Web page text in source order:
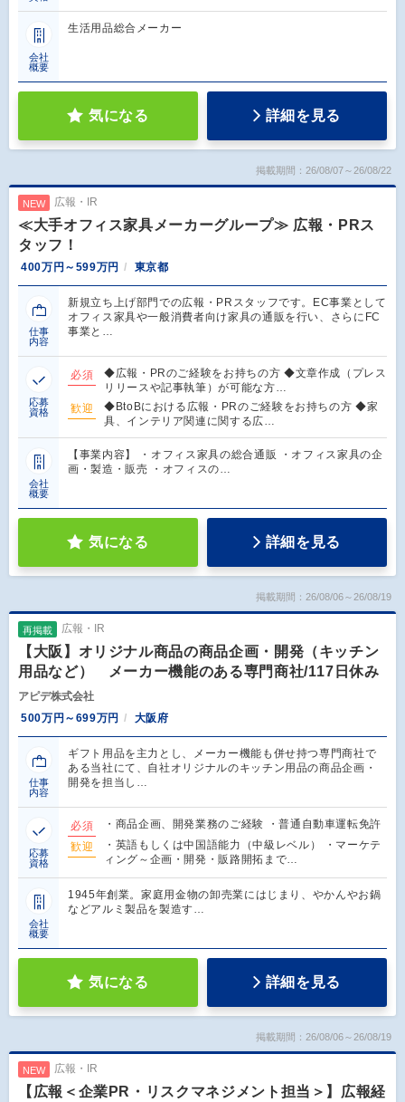
会社
概要
生活用品総合メーカー
気になる 詳細を見る
掲載期間：26/08/07～26/08/22
NEW 広報・IR
≪大手オフィス家具メーカーグループ≫ 広報・PRス
タッフ！
400万円～599万円 東京都
仕事
内容
新規立ち上げ部門での広報・PRスタッフです。EC事業として
オフィス家具や一般消費者向け家具の通販を行い、さらにFC
事業と…
応募
資格
必須
◆広報・PRのご経験をお持ちの方 ◆文章作成（プレス
リリースや記事執筆）が可能な方…
歓迎
◆BtoBにおける広報・PRのご経験をお持ちの方 ◆家
具、インテリア関連に関する広…
会社
概要
【事業内容】 ・オフィス家具の総合通販 ・オフィス家具の企
画・製造・販売 ・オフィスの…
気になる 詳細を見る
掲載期間：26/08/06～26/08/19
再掲載 広報・IR
【大阪】オリジナル商品の商品企画・開発（キッチン
用品など） メーカー機能のある専門商社/117日休み
アピデ株式会社
500万円～699万円
大阪府
仕事
内容
ギフト用品を主力とし、メーカー機能も併せ持つ専門商社で
ある当社にて、自社オリジナルのキッチン用品の商品企画・
開発を担当し…
応募
資格
必須
・商品企画、開発業務のご経験 ・普通自動車運転免許
歓迎
・英語もしくは中国語能力（中級レベル） ・マーケテ
ィング～企画・開発・販路開拓まで…
会社
概要
1945年創業。家庭用金物の卸売業にはじまり、やかんやお鍋
などアルミ製品を製造す…
気になる 詳細を見る
掲載期間：26/08/06～26/08/19
NEW 広報・IR
【広報＜企業PR・リスクマネジメント担当＞】広報経